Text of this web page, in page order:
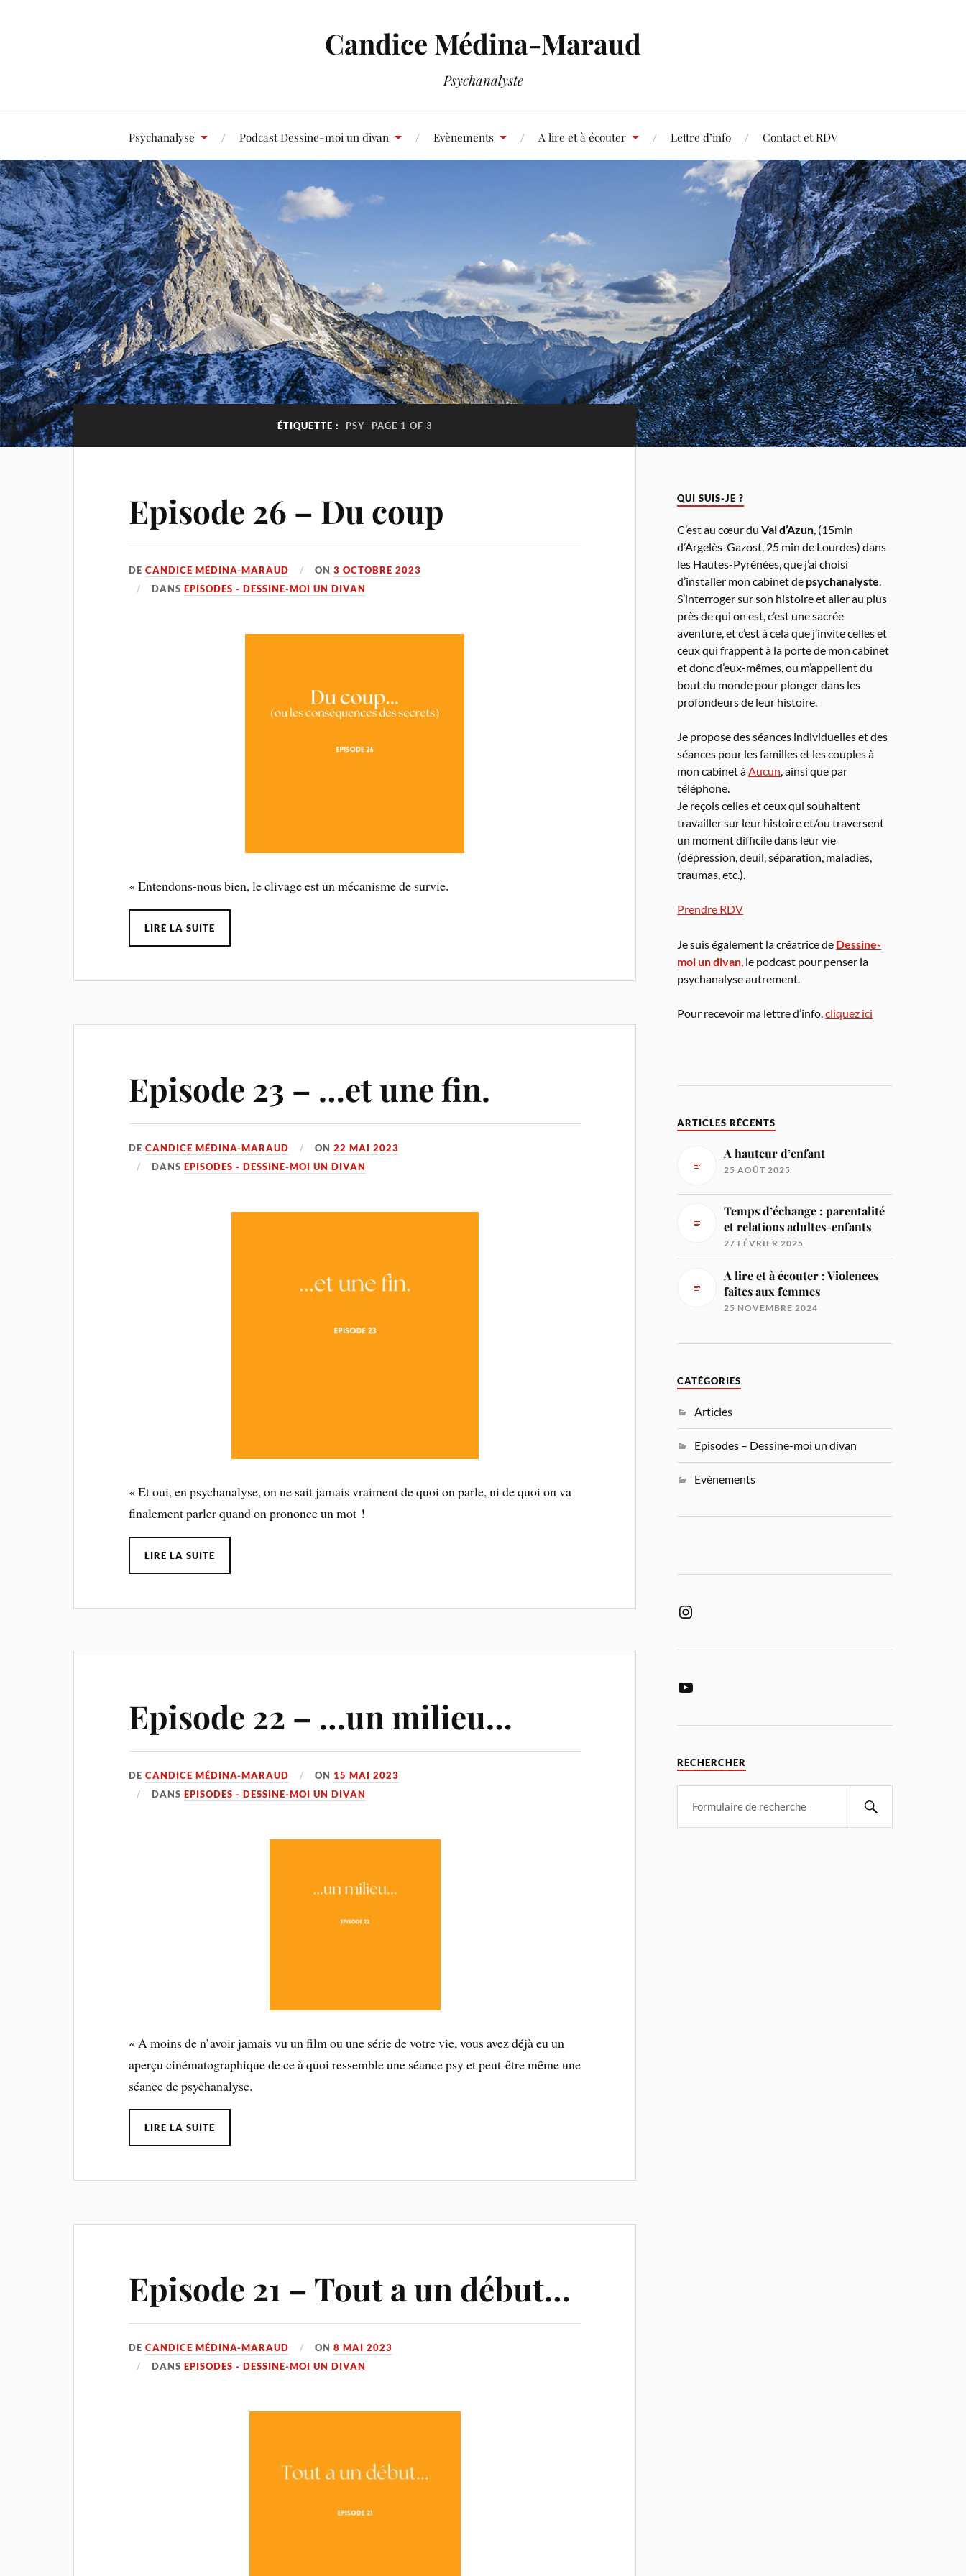
Candice Médina-Maraud
Psychanalyste
Psychanalyse Podcast Dessine-moi un divan Evènements A lire et à écouter Lettre d’info Contact et RDV
ÉTIQUETTE : PSY PAGE 1 OF 3
Episode 26 – Du coup
DECANDICE MÉDINA-MARAUD ON3 OCTOBRE 2023
DANSEPISODES - DESSINE-MOI UN DIVAN
« Entendons-nous bien, le clivage est un mécanisme de survie.
LIRE LA SUITE
Episode 23 – …et une fin.
DECANDICE MÉDINA-MARAUD ON22 MAI 2023
DANSEPISODES - DESSINE-MOI UN DIVAN
« Et oui, en psychanalyse, on ne sait jamais vraiment de quoi on parle, ni de quoi on va
finalement parler quand on prononce un mot !
LIRE LA SUITE
Episode 22 – …un milieu…
DECANDICE MÉDINA-MARAUD ON 15 MAI 2023
DANSEPISODES - DESSINE-MOI UN DIVAN
« A moins de n’avoir jamais vu un film ou une série de votre vie, vous avez déjà eu un
aperçu cinématographique de ce à quoi ressemble une séance psy et peut-être même une
séance de psychanalyse.
LIRE LA SUITE
Episode 21 – Tout a un début…
DECANDICE MÉDINA-MARAUD ON8 MAI 2023
DANSEPISODES - DESSINE-MOI UN DIVAN
QUI SUIS-JE ?
C’est au cœur duVal d’Azun, (15min
d’Argelès-Gazost, 25 min de Lourdes) dans
les Hautes-Pyrénées, que j’ai choisi
d’installer mon cabinet de psychanalyste.
S’interroger sur son histoire et aller au plus
près de qui on est, c’est une sacrée
aventure, et c’est à cela que j’invite celles et
ceux qui frappent à la porte de mon cabinet
et donc d’eux-mêmes, ou m’appellent du
bout du monde pour plonger dans les
profondeurs de leur histoire.
Je propose des séances individuelles et des
séances pour les familles et les couples à
mon cabinet àAucun, ainsi que par
téléphone.
Je reçois celles et ceux qui souhaitent
travailler sur leur histoire et/ou traversent
un moment difficile dans leur vie
(dépression, deuil, séparation, maladies,
traumas, etc.).
Prendre RDV
Je suis également la créatrice de Dessine-
moi un divan , le podcast pour penser la
psychanalyse autrement.
Pour recevoir ma lettre d’info,cliquez ici
ARTICLES RÉCENTS
A hauteur d’enfant
25 AOÛT 2025
Temps d’échange : parentalité
et relations adultes-enfants
27 FÉVRIER 2025
A lire et à écouter : Violences
faites aux femmes
25 NOVEMBRE 2024
CATÉGORIES
Articles
Episodes – Dessine-moi un divan
Evènements
RECHERCHER